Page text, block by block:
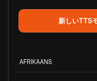
新しいTTS
AFRIKAANS